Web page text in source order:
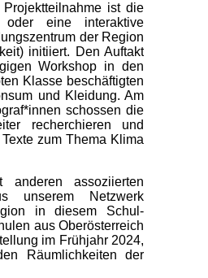
ist die
oder eine interaktive
der Region
initiiert. Den Auftakt
Workshop in den
Klasse beschäftigten
und Kleidung. Am
schossen die
recherchieren und
zum Thema Klima
assoziierten
unserem Netzwerk
in diesem Schul-
aus Oberösterreich
im Frühjahr 2024,
Räumlichkeiten der